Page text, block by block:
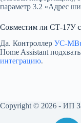
параметр 3.2 «Адрес
Совместим ли СТ-17У с
Да. Контроллер УС-
Home Assistant
интеграцию.
Copyright © 2026 - ИП